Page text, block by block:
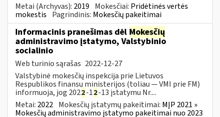
Metai (Archyvas): 2019 Mokesčiai: Pridėtinės vertės
mokestis Pagrindinis: Mokesčių pakeitimai
Informacinis pranešimas dėl Mokesčių
administravimo įstatymo, Valstybinio
socialinio
Web turinio sąrašas 2022-12-27
Valstybinė mokesčių inspekcija prie Lietuvos
Respublikos finansų ministerijos (toliau — VMI prie FM)
informuoja, jog 2022-12-13 įstatymu Nr....
Metai: 2022 Mokesčių įstatymų pakeitimai: MĮP 2021 »
Mokesčių administravimo įstatymo pakeitimai nuo 2023